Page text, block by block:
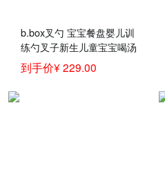
b.box叉勺 宝宝餐盘婴儿训
练勺叉子新生儿童宝宝喝汤
吸管碗辅食弯头汤饭叉勺餐
具套装 餐盘bumkins+叉勺
到手价¥ 229.00